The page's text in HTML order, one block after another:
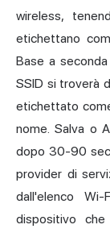
wireless,
etichettano
Base a
SSID si troverà
etichettato
nome. Salva o
dopo 30-90
provider di
dall'elenco
dispositivo